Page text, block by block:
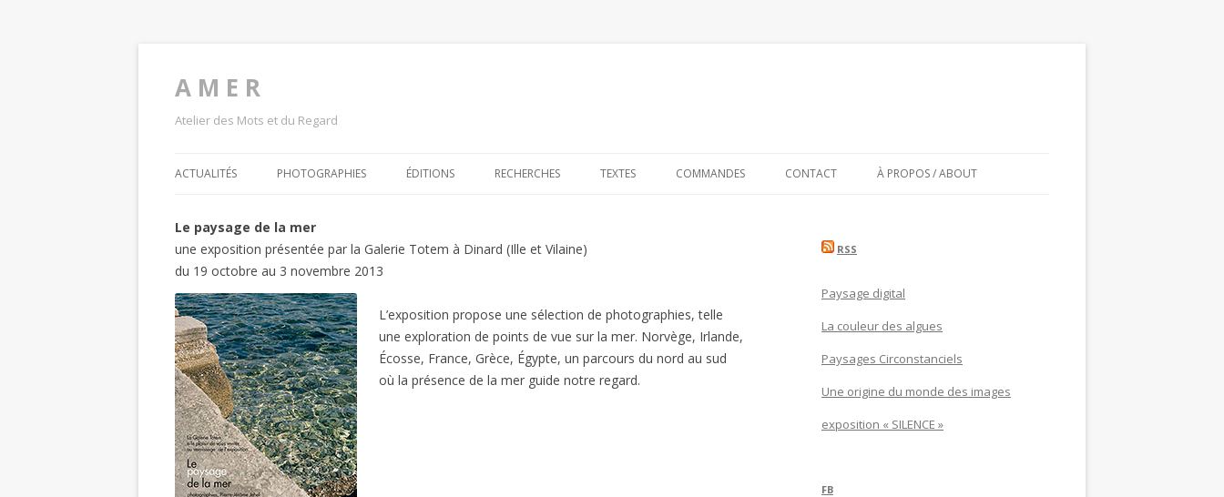
A M E R
Atelier des Mots et du Regard
ACTUALITÉS PHOTOGRAPHIES ÉDITIONS RECHERCHES TEXTES COMMANDES CONTACT À PROPOS / ABOUT
Le paysage de la mer
une exposition présentée par la Galerie Totem à Dinard (Ille et Vilaine)
du 19 octobre au 3 novembre 2013
L’exposition propose une sélection de photographies, telle
une exploration de points de vue sur la mer. Norvège, Irlande,
Écosse, France, Grèce, Égypte, un parcours du nord au sud
où la présence de la mer guide notre regard.
RSS
Paysage digital
La couleur des algues
Paysages Circonstanciels
Une origine du monde des images
exposition « SILENCE »
FB